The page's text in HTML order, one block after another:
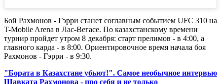
Бой Рахмонов - Гэрри станет соглавным событием UFC 310 на
T-Mobile Arena в Лас-Вегасе. По казахстанскому времени
турнир пройдет утром 8 декабря: старт прелимов - в 4:00, а
главного карда - в 8:00. Ориентировочное время начала боя
Рахмонов - Гэрри - в 9:30.
"Бората в Казахстане убьют!". Самое необычное интервью
Шавката Рахмонова - про себя и не только